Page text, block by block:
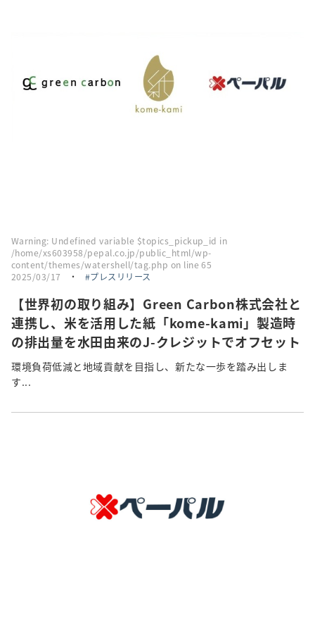
お問い合わせ・エントリー
Warning: Undefined variable $topics_pickup_id in
/home/xs603958/pepal.co.jp/public_html/wp-
content/themes/watershell/tag.php on line65
2025/03/17
・ プレスリリース
【世界初の取り組み】Green Carbon株式会社と
連携し、米を活用した紙「kome-kami」製造時
の排出量を水田由来のJ-クレジットでオフセット
環境負荷低減と地域貢献を目指し、新たな一歩を踏み出しま
す...